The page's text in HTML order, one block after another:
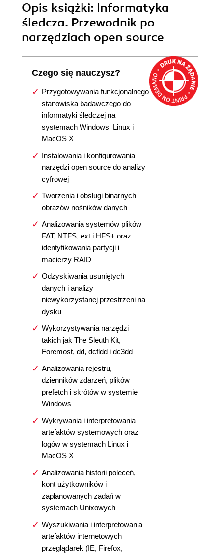
Opis książki: Informatyka
śledcza. Przewodnik po
narzędziach open source
Czego się nauczysz?
Przygotowywania funkcjonalnego
stanowiska badawczego do
informatyki śledczej na
systemach Windows, Linux i
MacOS X
Instalowania i konfigurowania
narzędzi open source do analizy
cyfrowej
Tworzenia i obsługi binarnych
obrazów nośników danych
Analizowania systemów plików
FAT, NTFS, ext i HFS+ oraz
identyfikowania partycji i
macierzy RAID
Odzyskiwania usuniętych
danych i analizy
niewykorzystanej przestrzeni na
dysku
Wykorzystywania narzędzi
takich jak The Sleuth Kit,
Foremost, dd, dcfldd i dc3dd
Analizowania rejestru,
dzienników zdarzeń, plików
prefetch i skrótów w systemie
Windows
Wykrywania i interpretowania
artefaktów systemowych oraz
logów w systemach Linux i
MacOS X
Analizowania historii poleceń,
kont użytkowników i
zaplanowanych zadań w
systemach Unixowych
Wyszukiwania i interpretowania
artefaktów internetowych
przeglądarek (IE, Firefox,